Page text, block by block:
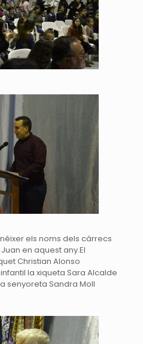
els noms dels càrrecs
Juan en aquest any.El
Christian Alonso
la xiqueta Sara Alcalde
senyoreta Sandra Moll